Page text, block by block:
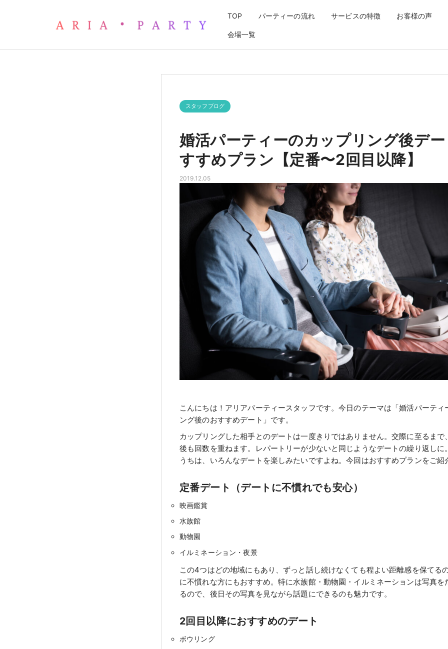
婚活パーティーのカップリング後デート｜おすすめプラン
TOP パーティーの流れ サービスの特徴 お客様の声
会場一覧
スタッフブログ
婚活パーティーのカップリング後デ
すすめプラン【定番〜2回目以降】
2019.12.05
こんにちは！アリアパーティースタッフです。今日のテーマは「婚活パーティ
ング後のおすすめデート」です。
カップリングした相手とのデートは一度きりではありません。交際に至るまで
後も回数を重ねます。レパートリーが少ないと同じようなデートの繰り返しに
うちは、いろんなデートを楽しみたいですよね。今回はおすすめプランをご紹
定番デート（デートに不慣れでも安心）
映画鑑賞
水族館
動物園
イルミネーション・夜景
この4つはどの地域にもあり、ずっと話し続けなくても程よい距離感を保てる
に不慣れな方にもおすすめ。特に水族館・動物園・イルミネーションは写真を
るので、後日その写真を見ながら話題にできるのも魅力です。
2回目以降におすすめのデート
ボウリング